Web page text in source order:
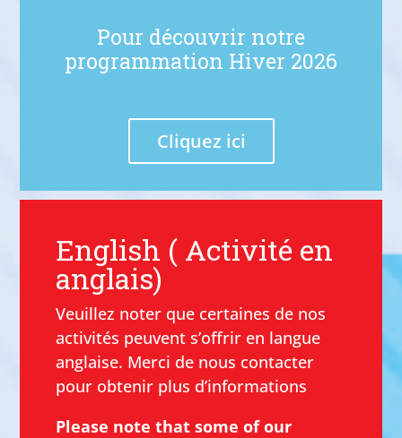
Pour découvrir notre
programmation Hiver 2026
Cliquez ici
English ( Activité en
anglais)
Veuillez noter que certaines de nos
activités peuvent s’offrir en langue
anglaise. Merci de nous contacter
pour obtenir plus d’informations
Please note that some of our